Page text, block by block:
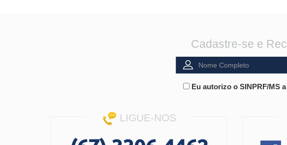
Cadastre-se e
Eu autorizo o SINPRF/MS
LIGUE-NOS